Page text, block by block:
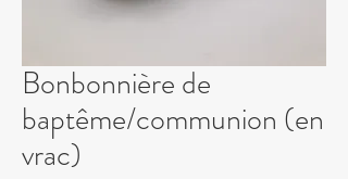
Bonbonnière de
baptême/communion (en
vrac)